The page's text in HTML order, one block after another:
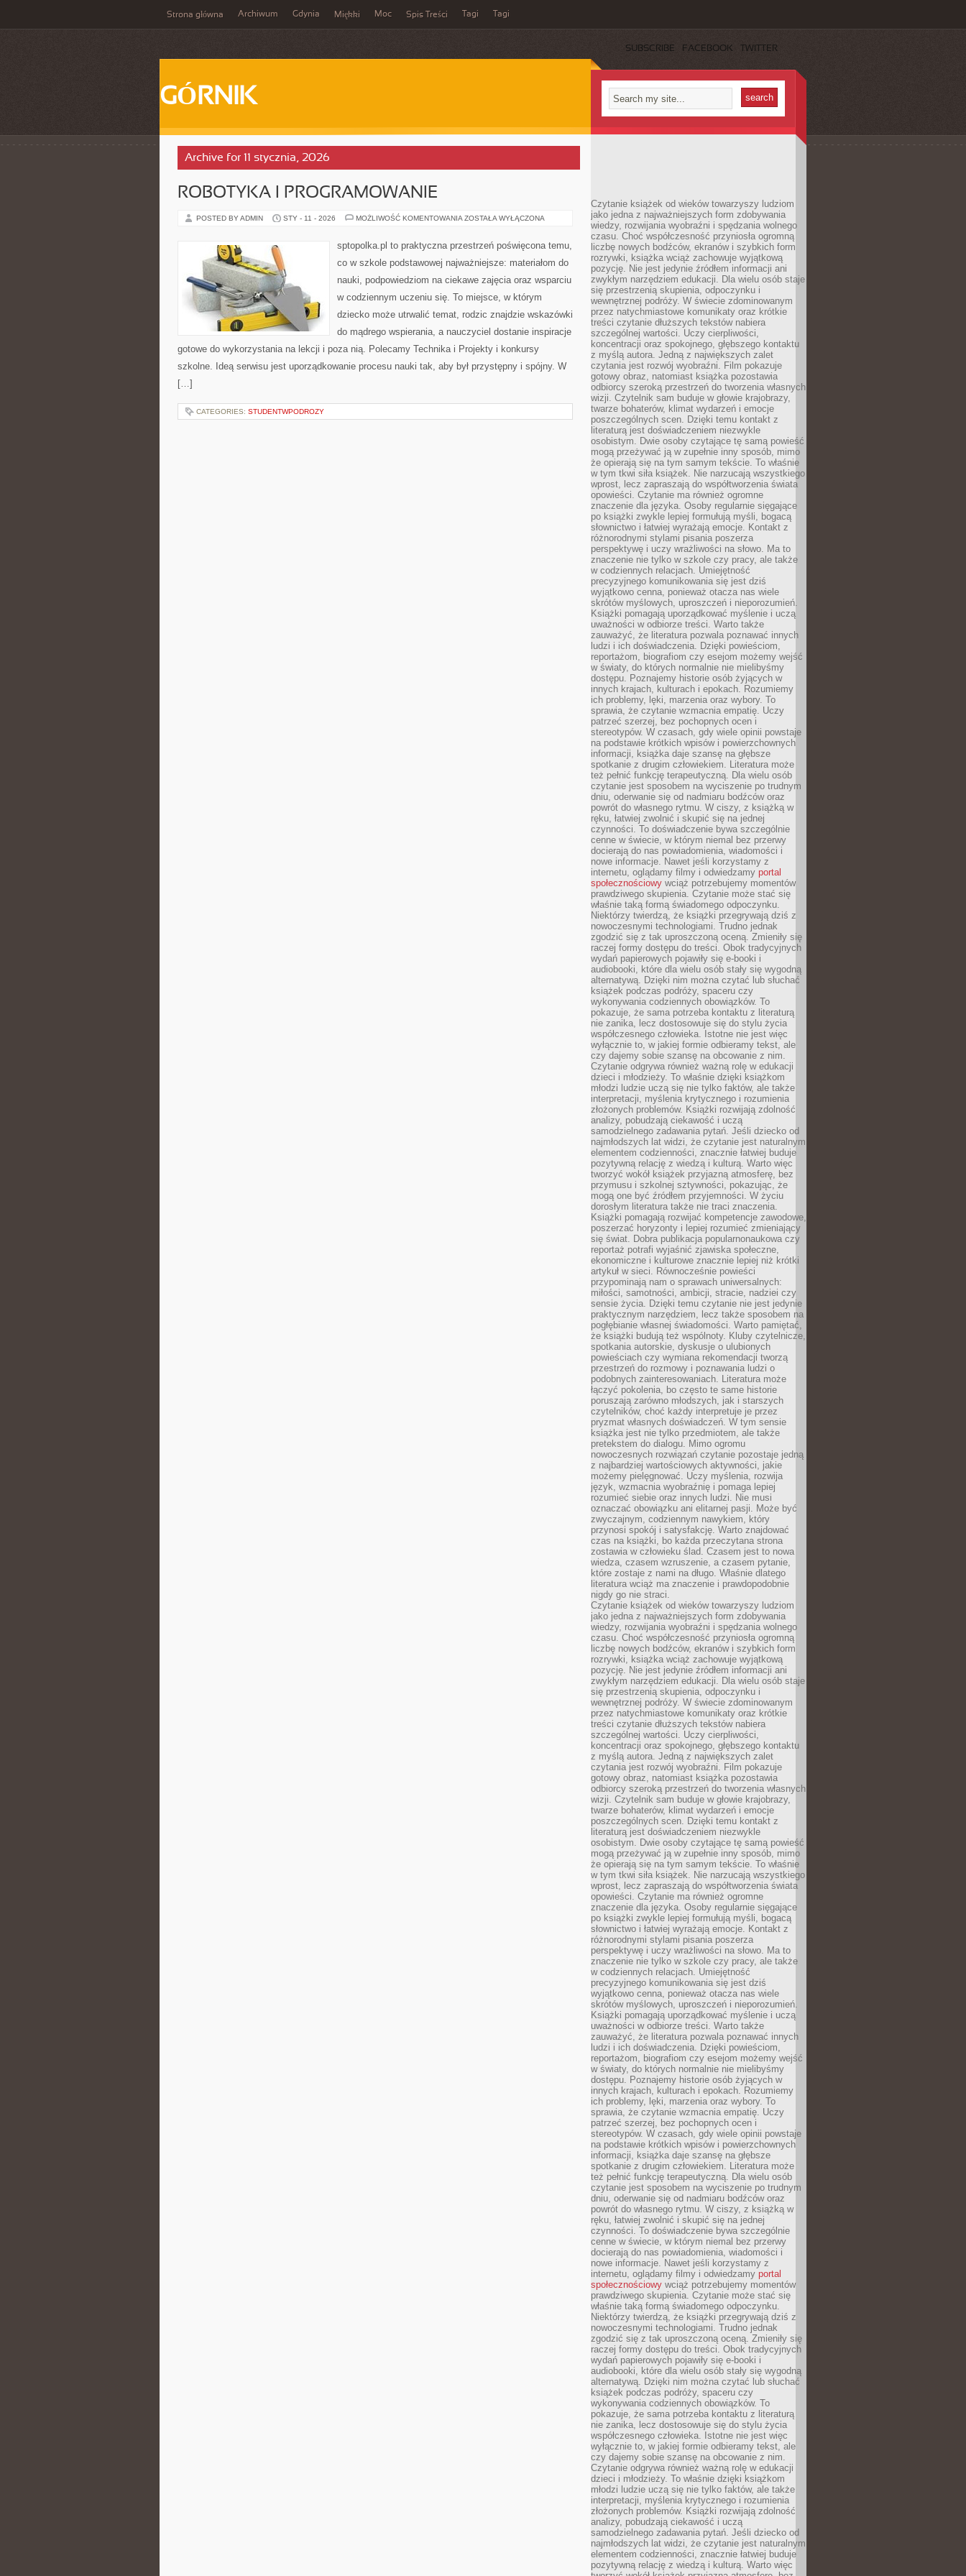
Strona główna Archiwum Gdynia Miękki Moc Spis Treści Tagi Tagi
SUBSCRIBE FACEBOOK TWITTER
GÓRNIK
Archive for 11 stycznia, 2026
ROBOTYKA I PROGRAMOWANIE
POSTED BY ADMIN STY - 11 - 2026 MOŻLIWOŚĆ KOMENTOWANIA ROBOTYKA
ZOSTAŁA WYŁĄCZONA
sptopolka.pl to praktyczna przestrzeń poświęcona temu,
co w szkole podstawowej najważniejsze: materiałom do
nauki, podpowiedziom na ciekawe zajęcia oraz wsparciu
w codziennym uczeniu się. To miejsce, w którym
dziecko może utrwalić temat, rodzic znajdzie wskazówki
do mądrego wspierania, a nauczyciel dostanie inspiracje
gotowe do wykorzystania na lekcji i poza nią. Polecamy Technika i Projekty i konkursy
szkolne. Ideą serwisu jest uporządkowanie procesu nauki tak, aby był przystępny i spójny. W
[…]
CATEGORIES: STUDENTWPODROZY
Czytanie książek od wieków towarzyszy ludziom
jako jedna z najważniejszych form zdobywania
wiedzy, rozwijania wyobraźni i spędzania wolnego
czasu. Choć współczesność przyniosła ogromną
liczbę nowych bodźców, ekranów i szybkich form
rozrywki, książka wciąż zachowuje wyjątkową
pozycję. Nie jest jedynie źródłem informacji ani
zwykłym narzędziem edukacji. Dla wielu osób staje
się przestrzenią skupienia, odpoczynku i
wewnętrznej podróży. W świecie zdominowanym
przez natychmiastowe komunikaty oraz krótkie
treści czytanie dłuższych tekstów nabiera
szczególnej wartości. Uczy cierpliwości,
koncentracji oraz spokojnego, głębszego kontaktu
z myślą autora. Jedną z największych zalet
czytania jest rozwój wyobraźni. Film pokazuje
gotowy obraz, natomiast książka pozostawia
odbiorcy szeroką przestrzeń do tworzenia własnych
wizji. Czytelnik sam buduje w głowie krajobrazy,
twarze bohaterów, klimat wydarzeń i emocje
poszczególnych scen. Dzięki temu kontakt z
literaturą jest doświadczeniem niezwykle
osobistym. Dwie osoby czytające tę samą powieść
mogą przeżywać ją w zupełnie inny sposób, mimo
że opierają się na tym samym tekście. To właśnie
w tym tkwi siła książek. Nie narzucają wszystkiego
wprost, lecz zapraszają do współtworzenia świata
opowieści. Czytanie ma również ogromne
znaczenie dla języka. Osoby regularnie sięgające
po książki zwykle lepiej formułują myśli, bogacą
słownictwo i łatwiej wyrażają emocje. Kontakt z
różnorodnymi stylami pisania poszerza
perspektywę i uczy wrażliwości na słowo. Ma to
znaczenie nie tylko w szkole czy pracy, ale także
w codziennych relacjach. Umiejętność
precyzyjnego komunikowania się jest dziś
wyjątkowo cenna, ponieważ otacza nas wiele
skrótów myślowych, uproszczeń i nieporozumień.
Książki pomagają uporządkować myślenie i uczą
uważności w odbiorze treści. Warto także
zauważyć, że literatura pozwala poznawać innych
ludzi i ich doświadczenia. Dzięki powieściom,
reportażom, biografiom czy esejom możemy wejść
w światy, do których normalnie nie mielibyśmy
dostępu. Poznajemy historie osób żyjących w
innych krajach, kulturach i epokach. Rozumiemy
ich problemy, lęki, marzenia oraz wybory. To
sprawia, że czytanie wzmacnia empatię. Uczy
patrzeć szerzej, bez pochopnych ocen i
stereotypów. W czasach, gdy wiele opinii powstaje
na podstawie krótkich wpisów i powierzchownych
informacji, książka daje szansę na głębsze
spotkanie z drugim człowiekiem. Literatura może
też pełnić funkcję terapeutyczną. Dla wielu osób
czytanie jest sposobem na wyciszenie po trudnym
dniu, oderwanie się od nadmiaru bodźców oraz
powrót do własnego rytmu. W ciszy, z książką w
ręku, łatwiej zwolnić i skupić się na jednej
czynności. To doświadczenie bywa szczególnie
cenne w świecie, w którym niemal bez przerwy
docierają do nas powiadomienia, wiadomości i
nowe informacje. Nawet jeśli korzystamy z
internetu, oglądamy filmy i odwiedzamy portal
społecznościowy wciąż potrzebujemy momentów
prawdziwego skupienia. Czytanie może stać się
właśnie taką formą świadomego odpoczynku.
Niektórzy twierdzą, że książki przegrywają dziś z
nowoczesnymi technologiami. Trudno jednak
zgodzić się z tak uproszczoną oceną. Zmieniły się
raczej formy dostępu do treści. Obok tradycyjnych
wydań papierowych pojawiły się e-booki i
audiobooki, które dla wielu osób stały się wygodną
alternatywą. Dzięki nim można czytać lub słuchać
książek podczas podróży, spaceru czy
wykonywania codziennych obowiązków. To
pokazuje, że sama potrzeba kontaktu z literaturą
nie zanika, lecz dostosowuje się do stylu życia
współczesnego człowieka. Istotne nie jest więc
wyłącznie to, w jakiej formie odbieramy tekst, ale
czy dajemy sobie szansę na obcowanie z nim.
Czytanie odgrywa również ważną rolę w edukacji
dzieci i młodzieży. To właśnie dzięki książkom
młodzi ludzie uczą się nie tylko faktów, ale także
interpretacji, myślenia krytycznego i rozumienia
złożonych problemów. Książki rozwijają zdolność
analizy, pobudzają ciekawość i uczą
samodzielnego zadawania pytań. Jeśli dziecko od
najmłodszych lat widzi, że czytanie jest naturalnym
elementem codzienności, znacznie łatwiej buduje
pozytywną relację z wiedzą i kulturą. Warto więc
tworzyć wokół książek przyjazną atmosferę, bez
przymusu i szkolnej sztywności, pokazując, że
mogą one być źródłem przyjemności. W życiu
dorosłym literatura także nie traci znaczenia.
Książki pomagają rozwijać kompetencje zawodowe,
poszerzać horyzonty i lepiej rozumieć zmieniający
się świat. Dobra publikacja popularnonaukowa czy
reportaż potrafi wyjaśnić zjawiska społeczne,
ekonomiczne i kulturowe znacznie lepiej niż krótki
artykuł w sieci. Równocześnie powieści
przypominają nam o sprawach uniwersalnych:
miłości, samotności, ambicji, stracie, nadziei czy
sensie życia. Dzięki temu czytanie nie jest jedynie
praktycznym narzędziem, lecz także sposobem na
pogłębianie własnej świadomości. Warto pamiętać,
że książki budują też wspólnoty. Kluby czytelnicze,
spotkania autorskie, dyskusje o ulubionych
powieściach czy wymiana rekomendacji tworzą
przestrzeń do rozmowy i poznawania ludzi o
podobnych zainteresowaniach. Literatura może
łączyć pokolenia, bo często te same historie
poruszają zarówno młodszych, jak i starszych
czytelników, choć każdy interpretuje je przez
pryzmat własnych doświadczeń. W tym sensie
książka jest nie tylko przedmiotem, ale także
pretekstem do dialogu. Mimo ogromu
nowoczesnych rozwiązań czytanie pozostaje jedną
z najbardziej wartościowych aktywności, jakie
możemy pielęgnować. Uczy myślenia, rozwija
język, wzmacnia wyobraźnię i pomaga lepiej
rozumieć siebie oraz innych ludzi. Nie musi
oznaczać obowiązku ani elitarnej pasji. Może być
zwyczajnym, codziennym nawykiem, który
przynosi spokój i satysfakcję. Warto znajdować
czas na książki, bo każda przeczytana strona
zostawia w człowieku ślad. Czasem jest to nowa
wiedza, czasem wzruszenie, a czasem pytanie,
które zostaje z nami na długo. Właśnie dlatego
literatura wciąż ma znaczenie i prawdopodobnie
nigdy go nie straci.
Czytanie książek od wieków towarzyszy ludziom
jako jedna z najważniejszych form zdobywania
wiedzy, rozwijania wyobraźni i spędzania wolnego
czasu. Choć współczesność przyniosła ogromną
liczbę nowych bodźców, ekranów i szybkich form
rozrywki, książka wciąż zachowuje wyjątkową
pozycję. Nie jest jedynie źródłem informacji ani
zwykłym narzędziem edukacji. Dla wielu osób staje
się przestrzenią skupienia, odpoczynku i
wewnętrznej podróży. W świecie zdominowanym
przez natychmiastowe komunikaty oraz krótkie
treści czytanie dłuższych tekstów nabiera
szczególnej wartości. Uczy cierpliwości,
koncentracji oraz spokojnego, głębszego kontaktu
z myślą autora. Jedną z największych zalet
czytania jest rozwój wyobraźni. Film pokazuje
gotowy obraz, natomiast książka pozostawia
odbiorcy szeroką przestrzeń do tworzenia własnych
wizji. Czytelnik sam buduje w głowie krajobrazy,
twarze bohaterów, klimat wydarzeń i emocje
poszczególnych scen. Dzięki temu kontakt z
literaturą jest doświadczeniem niezwykle
osobistym. Dwie osoby czytające tę samą powieść
mogą przeżywać ją w zupełnie inny sposób, mimo
że opierają się na tym samym tekście. To właśnie
w tym tkwi siła książek. Nie narzucają wszystkiego
wprost, lecz zapraszają do współtworzenia świata
opowieści. Czytanie ma również ogromne
znaczenie dla języka. Osoby regularnie sięgające
po książki zwykle lepiej formułują myśli, bogacą
słownictwo i łatwiej wyrażają emocje. Kontakt z
różnorodnymi stylami pisania poszerza
perspektywę i uczy wrażliwości na słowo. Ma to
znaczenie nie tylko w szkole czy pracy, ale także
w codziennych relacjach. Umiejętność
precyzyjnego komunikowania się jest dziś
wyjątkowo cenna, ponieważ otacza nas wiele
skrótów myślowych, uproszczeń i nieporozumień.
Książki pomagają uporządkować myślenie i uczą
uważności w odbiorze treści. Warto także
zauważyć, że literatura pozwala poznawać innych
ludzi i ich doświadczenia. Dzięki powieściom,
reportażom, biografiom czy esejom możemy wejść
w światy, do których normalnie nie mielibyśmy
dostępu. Poznajemy historie osób żyjących w
innych krajach, kulturach i epokach. Rozumiemy
ich problemy, lęki, marzenia oraz wybory. To
sprawia, że czytanie wzmacnia empatię. Uczy
patrzeć szerzej, bez pochopnych ocen i
stereotypów. W czasach, gdy wiele opinii powstaje
na podstawie krótkich wpisów i powierzchownych
informacji, książka daje szansę na głębsze
spotkanie z drugim człowiekiem. Literatura może
też pełnić funkcję terapeutyczną. Dla wielu osób
czytanie jest sposobem na wyciszenie po trudnym
dniu, oderwanie się od nadmiaru bodźców oraz
powrót do własnego rytmu. W ciszy, z książką w
ręku, łatwiej zwolnić i skupić się na jednej
czynności. To doświadczenie bywa szczególnie
cenne w świecie, w którym niemal bez przerwy
docierają do nas powiadomienia, wiadomości i
nowe informacje. Nawet jeśli korzystamy z
internetu, oglądamy filmy i odwiedzamy portal
społecznościowy wciąż potrzebujemy momentów
prawdziwego skupienia. Czytanie może stać się
właśnie taką formą świadomego odpoczynku.
Niektórzy twierdzą, że książki przegrywają dziś z
nowoczesnymi technologiami. Trudno jednak
zgodzić się z tak uproszczoną oceną. Zmieniły się
raczej formy dostępu do treści. Obok tradycyjnych
wydań papierowych pojawiły się e-booki i
audiobooki, które dla wielu osób stały się wygodną
alternatywą. Dzięki nim można czytać lub słuchać
książek podczas podróży, spaceru czy
wykonywania codziennych obowiązków. To
pokazuje, że sama potrzeba kontaktu z literaturą
nie zanika, lecz dostosowuje się do stylu życia
współczesnego człowieka. Istotne nie jest więc
wyłącznie to, w jakiej formie odbieramy tekst, ale
czy dajemy sobie szansę na obcowanie z nim.
Czytanie odgrywa również ważną rolę w edukacji
dzieci i młodzieży. To właśnie dzięki książkom
młodzi ludzie uczą się nie tylko faktów, ale także
interpretacji, myślenia krytycznego i rozumienia
złożonych problemów. Książki rozwijają zdolność
analizy, pobudzają ciekawość i uczą
samodzielnego zadawania pytań. Jeśli dziecko od
najmłodszych lat widzi, że czytanie jest naturalnym
elementem codzienności, znacznie łatwiej buduje
pozytywną relację z wiedzą i kulturą. Warto więc